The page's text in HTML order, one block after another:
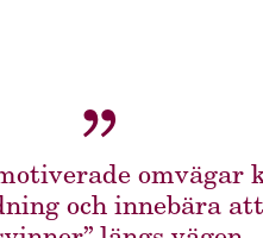
omvägar
och innebära